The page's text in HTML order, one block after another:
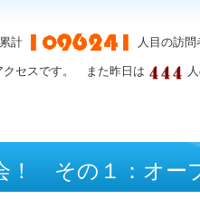
計 人目の訪
クセスです。 また昨日は
！ その１：オー